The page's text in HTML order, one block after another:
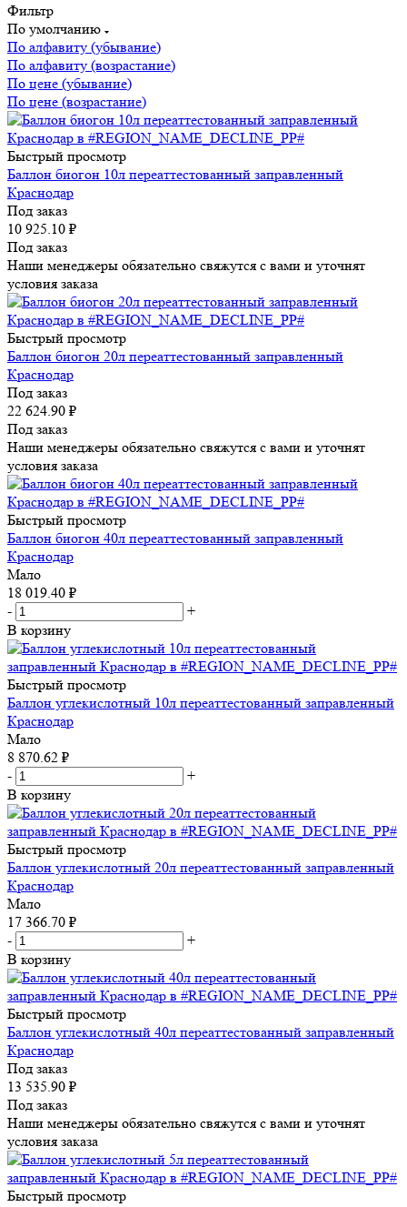
Фильтр
По умолчанию
По алфавиту (убывание)
По алфавиту (возрастание)
По цене (убывание)
По цене (возрастание)
Быстрый просмотр
Баллон биогон 10л переаттестованный заправленный
Краснодар
Под заказ
10 925.10 ₽
Под заказ
Наши менеджеры обязательно свяжутся с вами и уточнят
условия заказа
Быстрый просмотр
Баллон биогон 20л переаттестованный заправленный
Краснодар
Под заказ
22 624.90 ₽
Под заказ
Наши менеджеры обязательно свяжутся с вами и уточнят
условия заказа
Быстрый просмотр
Баллон биогон 40л переаттестованный заправленный
Краснодар
Мало
18 019.40 ₽
-
+
В корзину
Быстрый просмотр
Баллон углекислотный 10л переаттестованный заправленный
Краснодар
Мало
8 870.62 ₽
-
+
В корзину
Быстрый просмотр
Баллон углекислотный 20л переаттестованный заправленный
Краснодар
Мало
17 366.70 ₽
-
+
В корзину
Быстрый просмотр
Баллон углекислотный 40л переаттестованный заправленный
Краснодар
Под заказ
13 535.90 ₽
Под заказ
Наши менеджеры обязательно свяжутся с вами и уточнят
условия заказа
Быстрый просмотр